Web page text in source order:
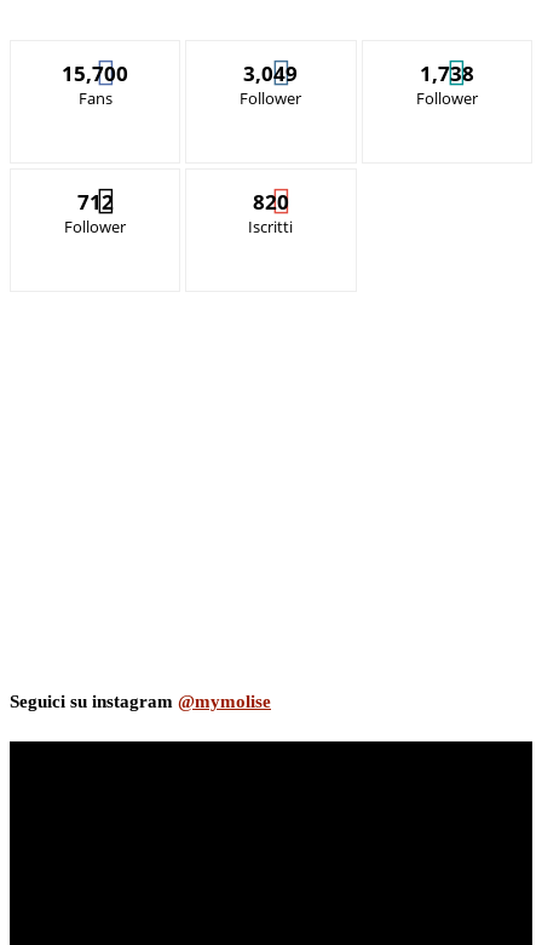
15,700
Fans
3,049
Follower
1,738
Follower
712
Follower
820
Iscritti
Seguici su instagram @mymolise